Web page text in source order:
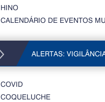
HINO
CALENDÁRIO DE EVENTOS
ALERTAS:
COVID
COQUELUCHE